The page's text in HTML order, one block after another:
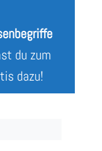
du zum
dazu!